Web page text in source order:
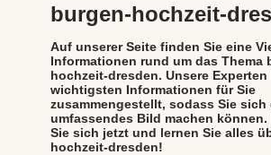
burgen-hochzeit-
Auf unserer Seite finden Sie eine
Informationen rund um das Thema
hochzeit-dresden. Unsere
wichtigsten Informationen für Sie
zusammengestellt, sodass Sie sich
umfassendes Bild machen können.
Sie sich jetzt und lernen Sie alles
hochzeit-dresden!